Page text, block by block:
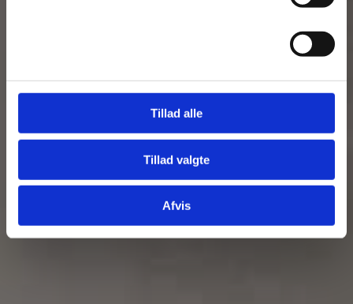
Tillad alle
Tillad valgte
Afvis